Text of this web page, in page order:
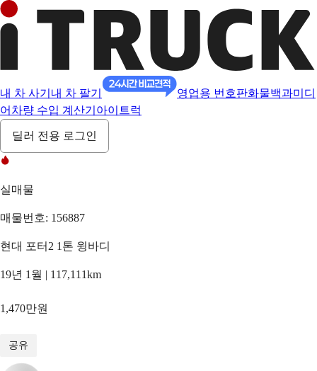
내 차 사기 내 차 팔기 영업용 번호판화물백과미디
어 차량 수입 계산기 아이트럭
딜러 전용 로그인
실매물
매물번호: 156887
현대 포터2 1톤 윙바디
19년 1월 | 117,111km
1,470만원
공유
/10